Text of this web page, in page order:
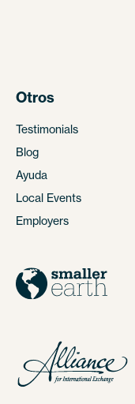
Otros
Testimonials
Blog
Ayuda
Local Events
Employers